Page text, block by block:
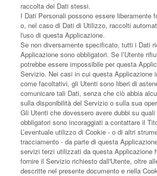
raccolta dei Dati stessi.
I Dati Personali possono essere liberamente
o, nel caso di Dati di Utilizzo, raccolti
l'uso di questa Applicazione.
Se non diversamente specificato, tutti i Dati
Applicazione sono obbligatori. Se l’Utente
potrebbe essere impossibile per questa
Servizio. Nei casi in cui questa Applicazione
come facoltativi, gli Utenti sono liberi di
comunicare tali Dati, senza che ciò abbia
sulla disponibilità del Servizio o sulla sua
Gli Utenti che dovessero avere dubbi su
obbligatori sono incoraggiati a contattare il
L’eventuale utilizzo di Cookie - o di altri
tracciamento - da parte di questa
servizi terzi utilizzati da questa Applicazione
fornire il Servizio richiesto dall'Utente, oltre
descritte nel presente documento e nella